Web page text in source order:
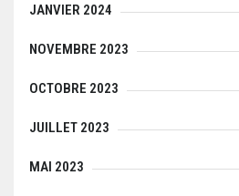
JANVIER 2024
NOVEMBRE 2023
OCTOBRE 2023
JUILLET 2023
MAI 2023